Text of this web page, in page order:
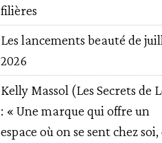
filières
Les lancements beauté de
2026
Kelly Massol (Les Secrets de
: « Une marque qui offre un
espace où on se sent chez soi,